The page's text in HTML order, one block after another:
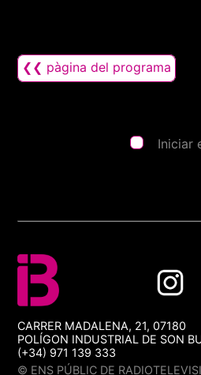
❮❮ pàgina del programa
Iniciar
CARRER MADALENA, 21, 07180
POLÍGON INDUSTRIAL DE SON
(+34) 971 139 333
© ENS PÚBLIC DE